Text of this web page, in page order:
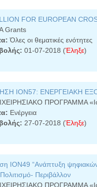
FOR EUROPEAN
Grants
Όλες οι θεματικές ενότητες
01-07-2018 (Έληξε)
ΙΟΝ57: ΕΝΕΡΓΕΙΑΚΗ
ΠΡΟΓΡΑΜΜΑ
Ενέργεια
27-07-2018 (Έληξε)
ΙΟΝ49 “Ανάπτυξη ψηφιακών
Περιβάλλον
ΠΡΟΓΡΑΜΜΑ